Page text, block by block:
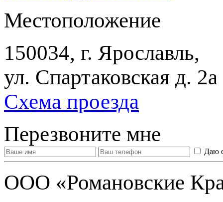
Местоположение
150034, г. Ярославль,
ул. Спартаковская д. 2а
Схема проезда
Перезвоните мне
Даю
ООО «Романовские